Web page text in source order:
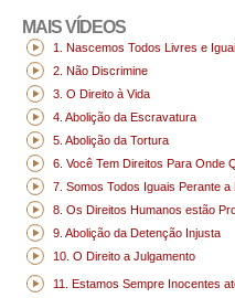
MAIS VÍDEOS
1. Nascemos Todos Livres e
2. Não Discrimine
3. O Direito à Vida
4. Abolição da Escravatura
5. Abolição da Tortura
6. Você Tem Direitos Para Onde
7. Somos Todos Iguais Perante a
8. Os Direitos Humanos estão
9. Abolição da Detenção Injusta
10. O Direito a Julgamento
11. Estamos Sempre Inocentes